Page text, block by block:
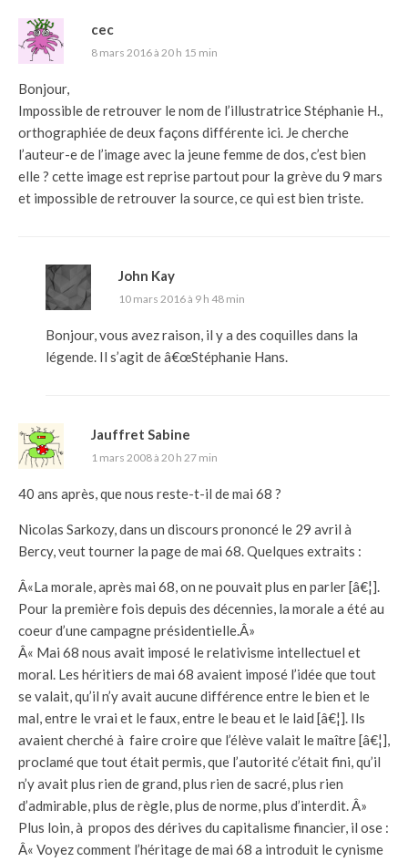
cec
8 mars 2016 à 20 h 15 min
Bonjour,
Impossible de retrouver le nom de l’illustratrice Stéphanie H.,
orthographiée de deux façons différente ici. Je cherche
l’auteur-e de l’image avec la jeune femme de dos, c’est bien
elle ? cette image est reprise partout pour la grève du 9 mars
et impossible de retrouver la source, ce qui est bien triste.
John Kay
10 mars 2016 à 9 h 48 min
Bonjour, vous avez raison, il y a des coquilles dans la
légende. Il s’agit de â€œStéphanie Hans.
Jauffret Sabine
1 mars 2008 à 20 h 27 min
40 ans après, que nous reste-t-il de mai 68 ?
Nicolas Sarkozy, dans un discours prononcé le 29 avril à
Bercy, veut tourner la page de mai 68. Quelques extraits :
Â«La morale, après mai 68, on ne pouvait plus en parler [â€¦].
Pour la première fois depuis des décennies, la morale a été au
coeur d’une campagne présidentielle.Â»
Â« Mai 68 nous avait imposé le relativisme intellectuel et
moral. Les héritiers de mai 68 avaient imposé l’idée que tout
se valait, qu’il n’y avait aucune différence entre le bien et le
mal, entre le vrai et le faux, entre le beau et le laid [â€¦]. Ils
avaient cherché à faire croire que l’élève valait le maître [â€¦],
proclamé que tout était permis, que l’autorité c’était fini, qu’il
n’y avait plus rien de grand, plus rien de sacré, plus rien
d’admirable, plus de règle, plus de norme, plus d’interdit. Â»
Plus loin, à propos des dérives du capitalisme financier, il ose :
Â« Voyez comment l’héritage de mai 68 a introduit le cynisme